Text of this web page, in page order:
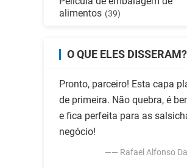
alimentos (39)
O QUE ELES DISSERAM?
Pronto, parceiro! Esta capa
de primeira. Não quebra, é
e fica perfeita para as
negócio!
—— Rafael Alfonso